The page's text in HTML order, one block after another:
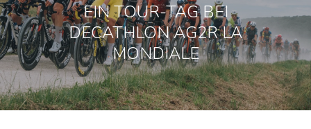
EIN TOUR-TAG BEI
DECATHLON AG2R LA
MONDIALE